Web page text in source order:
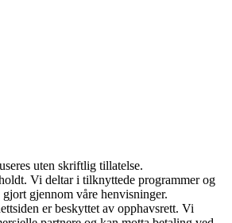
uten skriftlig tillatelse.
Vi deltar i tilknyttede programmer og
gjennom våre henvisninger.
er beskyttet av opphavsrett. Vi